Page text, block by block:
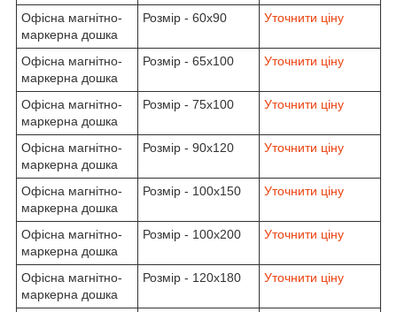
Офісна магнітно-
маркерна дошка
Розмір - 60х90 Уточнити ціну
Офісна магнітно-
маркерна дошка
Розмір - 65х100 Уточнити ціну
Офісна магнітно-
маркерна дошка
Розмір - 75х100 Уточнити ціну
Офісна магнітно-
маркерна дошка
Розмір - 90х120 Уточнити ціну
Офісна магнітно-
маркерна дошка
Розмір - 100х150 Уточнити ціну
Офісна магнітно-
маркерна дошка
Розмір - 100х200 Уточнити ціну
Офісна магнітно-
маркерна дошка
Розмір - 120х180 Уточнити ціну